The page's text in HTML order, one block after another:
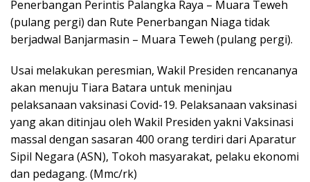
Penerbangan Perintis Palangka Raya – Muara Teweh
(pulang pergi) dan Rute Penerbangan Niaga tidak
berjadwal Banjarmasin – Muara Teweh (pulang pergi).
Usai melakukan peresmian, Wakil Presiden rencananya
akan menuju Tiara Batara untuk meninjau
pelaksanaan vaksinasi Covid-19. Pelaksanaan vaksinasi
yang akan ditinjau oleh Wakil Presiden yakni Vaksinasi
massal dengan sasaran 400 orang terdiri dari Aparatur
Sipil Negara (ASN), Tokoh masyarakat, pelaku ekonomi
dan pedagang. (Mmc/rk)